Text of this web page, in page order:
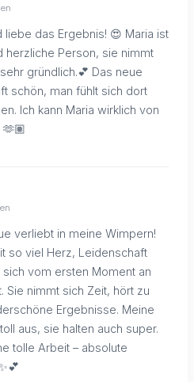
das Ergebnis! 😍 Maria ist
herzliche Person, sie nimmt
gründlich.💕 Das neue
schön, man fühlt sich dort
Ich kann Maria wirklich von
verliebt in meine Wimpern!
so viel Herz, Leidenschaft
vom ersten Moment an
Sie nimmt sich Zeit, hört zu
Ergebnisse. Meine
aus, sie halten auch super.
tolle Arbeit – absolute